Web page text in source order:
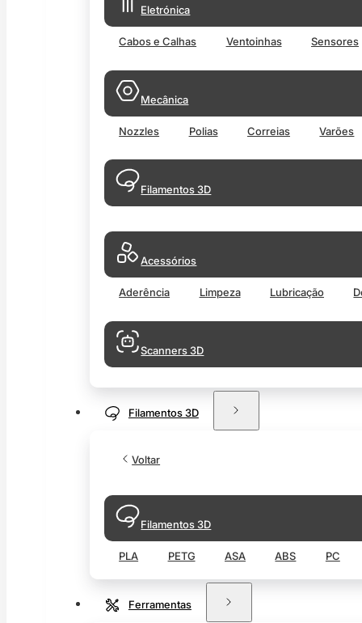
Eletrónica
Cabos e Calhas Ventoinhas Sensores
Mecânica
Nozzles Polias Correias Varões
Filamentos 3D
Acessórios
Aderência Limpeza Lubricação
Scanners 3D
Filamentos 3D
Voltar
Filamentos 3D
PLA PETG ASA ABS PC
Ferramentas